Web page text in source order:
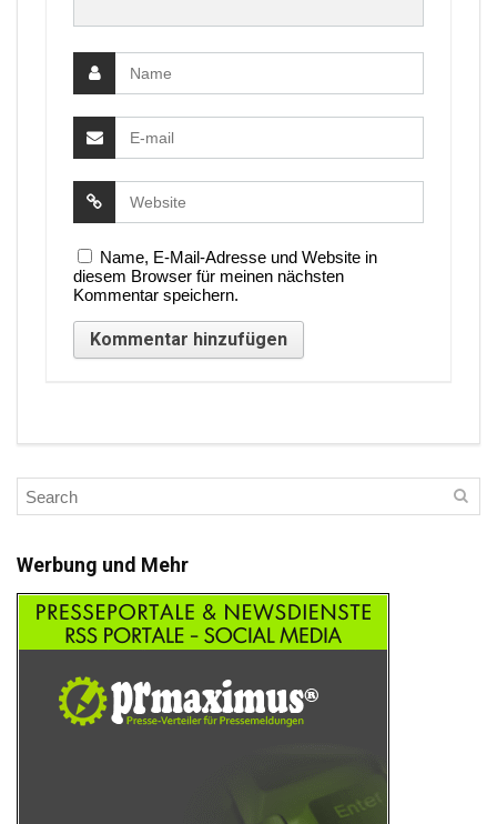
Name, E-Mail-Adresse und Website in
diesem Browser für meinen nächsten
Kommentar speichern.
Werbung und Mehr